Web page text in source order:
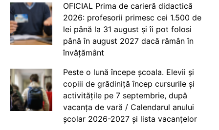
OFICIAL Prima de carieră didactică
2026: profesorii primesc cei 1.500 de
lei până la 31 august și îi pot folosi
până în august 2027 dacă rămân în
învățământ
Peste o lună începe școala. Elevii și
copiii de grădiniță încep cursurile și
activitățile pe 7 septembrie, după
vacanța de vară / Calendarul anului
școlar 2026-2027 și lista vacanțelor